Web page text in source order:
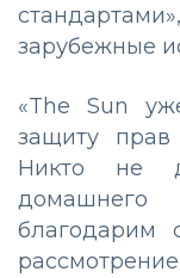
зарубежные
«The Sun
защиту
Никто не
благодарим